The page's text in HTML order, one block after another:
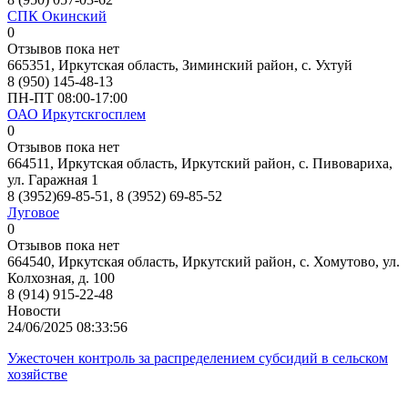
СПК Окинский
0
Отзывов пока нет
665351, Иркутская область, Зиминский район, с. Ухтуй
8 (950) 145-48-13
ПН-ПТ 08:00-17:00
ОАО Иркутскгосплем
0
Отзывов пока нет
664511, Иркутская область, Иркутский район, с. Пивовариха,
ул. Гаражная 1
8 (3952)69-85-51, 8 (3952) 69-85-52
Луговое
0
Отзывов пока нет
664540, Иркутская область, Иркутский район, с. Хомутово, ул.
Колхозная, д. 100
8 (914) 915-22-48
Новости
24/06/2025 08:33:56
Ужесточен контроль за распределением субсидий в сельском
хозяйстве